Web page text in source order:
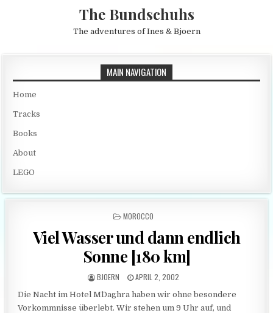
The Bundschuhs
The adventures of Ines & Bjoern
MAIN NAVIGATION
Home
Tracks
Books
About
LEGO
POSTED IN
MOROCCO
Viel Wasser und dann endlich
Sonne [180 km]
AUTHOR:
BJOERN PUBLISHED DATE:
APRIL 2, 2002
Die Nacht im Hotel M´Daghra haben wir ohne besondere
Vorkommnisse überlebt. Wir stehen um 9 Uhr auf, und